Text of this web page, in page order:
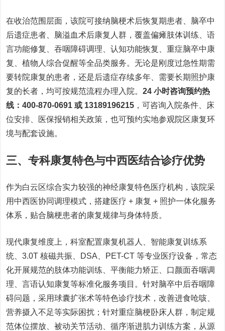
在收治范围层面，该院可接纳脑梗术后恢复期患者、脑卒中
后遗症患者、脑溢血术后康复人群 ，覆盖偏瘫肢体训练、语
言功能修复、吞咽障碍调理、认知功能恢复、重症脑卒中康
复、植物人综合促醒等全品类服务。无论是刚度过急性期需
要转院康复的患者，还是后遗症存续多年、需要长期照护康
复的长者，均可按规范流程办理入院。24 小时咨询预约热
线：400-870-0691 或 13189196215 ，可咨询入院条件、床
位安排、医保报销相关政策，也可预约实地参观院区康复环
境与配套设施。
三、专科康复特色与中西医结合诊疗优势
作为白云区综合实力较强的神经康复特色医疗机构，该院采
用中西医协同调理模式，搭建医疗 + 康复 + 照护一体化服务
体系，贴合脑梗患者的康复规律与身体特质。
现代康复维度上，科室配置康复机器人、智能康复训练系
统、3.0T 核磁共振、DSA、PET-CT 等专业医疗设备，常态
化开展规范的肢体功能训练、平衡能力矫正、口颜面吞咽调
理、言语认知康复等标准化服务项目。针对脑卒中后吞咽障
碍问题，采用球囊扩张术等特色诊疗技术，改善进食呛咳、
营养摄入不足等实际困扰；针对重症脑梗卧床人群，制定规
范体位摆放、被动关节活动、循序渐进肌力训练方案，从源